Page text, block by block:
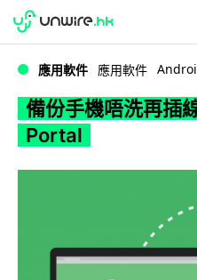
備份手機唔洗
WWDC 2026
應用軟件 應用軟件
備份手機唔洗再插
Portal